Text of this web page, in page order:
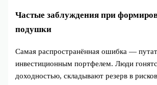
Частые заблуждения при
подушки
Самая распространённая ошибка —
инвестиционным портфелем. Люди
доходностью, складывают резерв в